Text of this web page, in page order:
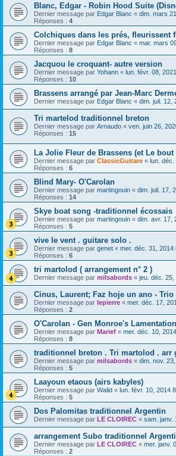
Blanc, Edgar - Robin Hood Suite
Dernier message par Edgar Blanc « dim. mars
Réponses : 4
Colchiques dans les prés, fleurissent
Dernier message par Edgar Blanc « mar. mars
Réponses : 8
Jacquou le croquant- autre version
Dernier message par Yohann « lun. févr. 08,
Réponses : 10
Brassens arrangé par Jean-Marc
Dernier message par Edgar Blanc « dim. juil. 12,
Tri martelod traditionnel breton
Dernier message par Arnaudo « ven. juin 26,
Réponses : 15
La Jolie Fleur de Brassens (et Le
Dernier message par ClassicGuitare « lun.
Réponses : 6
Blind Mary- O'Carolan
Dernier message par martingouin « dim. juil. 17,
Réponses : 14
Skye boat song -traditionnel écossais
Dernier message par martingouin « dim. avr. 17,
Réponses : 5
vive le vent . guitare solo .
Dernier message par genet « mer. déc. 31, 2014
Réponses : 6
tri martolod ( arrangement n° 2 )
Dernier message par milsabords « jeu. déc. 25,
Cinus, Laurent; Faz hoje un ano - Trio
Dernier message par lepierre « mer. déc. 17,
Réponses : 2
O'Carolan - Gen Monroe's Lamentation
Dernier message par Marief « mer. déc. 10,
Réponses : 8
traditionnel breton . Tri martolod . arr
Dernier message par milsabords « dim. nov.
Réponses : 5
Laayoun etaous (airs kabyles)
Dernier message par Walid « lun. févr. 10, 2014
Réponses : 5
Dos Palomitas traditionnel Argentin
Dernier message par LE CLOIREC « sam. janv.
arrangement Subo traditionnel
Dernier message par LE CLOIREC « mer. janv.
Réponses : 2